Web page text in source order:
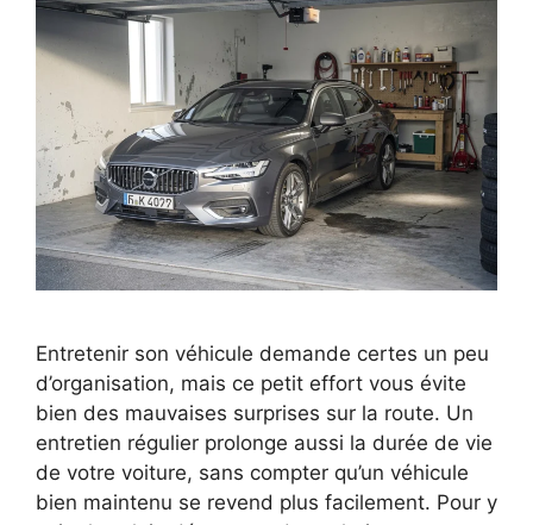
Entretenir son véhicule demande certes un peu
d’organisation, mais ce petit effort vous évite
bien des mauvaises surprises sur la route. Un
entretien régulier prolonge aussi la durée de vie
de votre voiture, sans compter qu’un véhicule
bien maintenu se revend plus facilement. Pour y